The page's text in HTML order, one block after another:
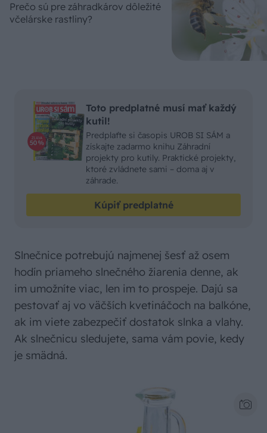
Prečo sú pre záhradkárov dôležité
včelárske rastliny?
Toto predplatné musí mať každý
kutil!
Predplaťte si časopis UROB SI SÁM a
získajte zadarmo knihu Záhradní
projekty pro kutily. Praktické projekty,
ktoré zvládnete sami – doma aj v
záhrade.
Kúpiť predplatné
Slnečnice potrebujú najmenej šesť až osem
hodín priameho slnečného žiarenia denne, ak
im umožníte viac, len im to prospeje. Dajú sa
pestovať aj vo väčších kvetináčoch na balkóne,
ak im viete zabezpečiť dostatok slnka a vlahy.
Ak slnečnicu sledujete, sama vám povie, kedy
je smädná.